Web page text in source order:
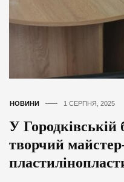
НОВИНИ 1 СЕРПНЯ, 2025
У Городківській
творчий